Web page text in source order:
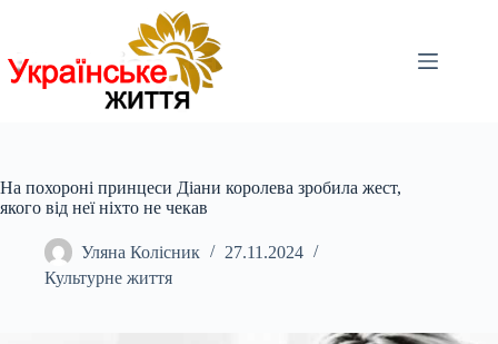
На похороні принцеси Діани королева зробила жест,
якого від неї ніхто не чекав
Уляна Колісник
27.11.2024
Культурне життя